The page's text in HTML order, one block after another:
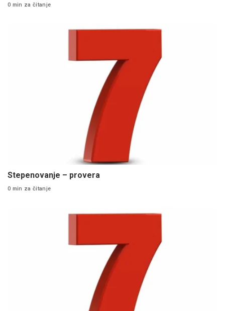
0 min za čitanje
Stepenovanje – provera
0 min za čitanje